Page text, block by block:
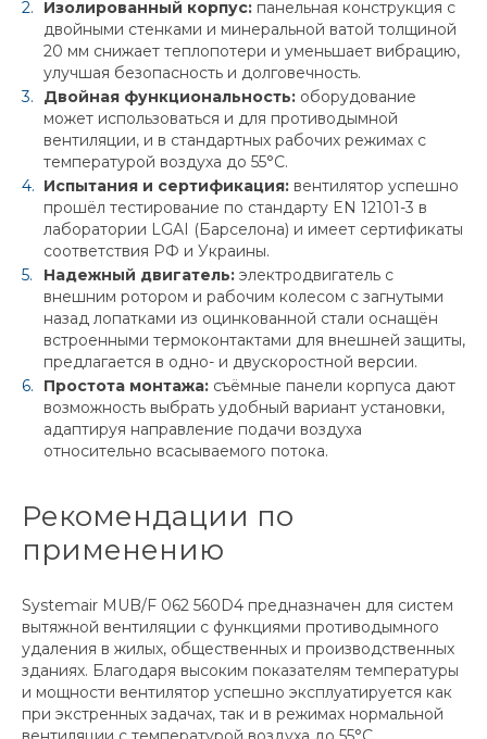
Изолированный корпус: панельная конструкция с
двойными стенками и минеральной ватой толщиной
20 мм снижает теплопотери и уменьшает вибрацию,
улучшая безопасность и долговечность.
Двойная функциональность: оборудование
может использоваться и для противодымной
вентиляции, и в стандартных рабочих режимах с
температурой воздуха до 55°C.
Испытания и сертификация: вентилятор успешно
прошёл тестирование по стандарту EN 12101-3 в
лаборатории LGAI (Барселона) и имеет сертификаты
соответствия РФ и Украины.
Надежный двигатель: электродвигатель с
внешним ротором и рабочим колесом с загнутыми
назад лопатками из оцинкованной стали оснащён
встроенными термоконтактами для внешней защиты,
предлагается в одно- и двускоростной версии.
Простота монтажа: съёмные панели корпуса дают
возможность выбрать удобный вариант установки,
адаптируя направление подачи воздуха
относительно всасываемого потока.
Рекомендации по
применению
Systemair MUB/F 062 560D4 предназначен для систем
вытяжной вентиляции с функциями противодымного
удаления в жилых, общественных и производственных
зданиях. Благодаря высоким показателям температуры
и мощности вентилятор успешно эксплуатируется как
при экстренных задачах, так и в режимах нормальной